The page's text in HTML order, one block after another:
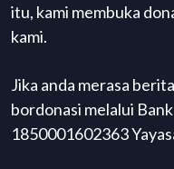
itu, kami membuka
kami.
Jika anda merasa
bordonasi melalui
1850001602363